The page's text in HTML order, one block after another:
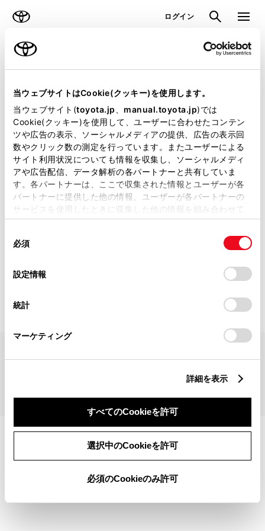
当ウェブサイトはCookie(クッキー)を使用します。
当ウェブサイト(toyota.jp manual.toyota.jp)では
Cookie(クッキー)を使用して、ユーザーに合わせたコンテン
ツや広告の表示、ソーシャルメディアの提供、広告の表示回
数やクリック数の測定を行っています。またユーザーによる
サイト利用状況についても情報を収集し、ソーシャルメディ
アや広告配信、データ解析の各パートナーと共有していま
す。各パートナーは、ここで収集された情報とユーザーが各
パートナーに提供した他の情報、ユーザーが各パートナーの
サービスを使用したときに収集した他の情報を組み合わせて
使用することがあります。当ウェブサイトの使用を続行する
デバイスにすべてのCookie(クッキー)が保存されることに同
意したことになります。Cookie(クッキー)のオプトアウト、
設定の変更、同意を撤回したりするにあたっては、当社の
「Cookie（クッキー）情報の取り扱いについて
」をご覧くだ
必須
設定情報
統計
マーケティング
詳細を表示
すべてのCookieを許可
選択中のCookieを許可
必須のCookieのみ許可
ログイン 検索 メニュ
ラインアップ トピックス
見積りシミュレーション
見積りシミュレーションのデータが
正常に取得できませんでした。
詳しくは販売店までお問合せくださ
い。
（2-7-4）
見積りシミュレーショントップへ
TOYOTAアカウント利用規約反社会的勢力に対する基本方針企業情報
©1995-2026 TOYOTA MOTOR CORPORATION. ALL RIGHTS RESERVED.